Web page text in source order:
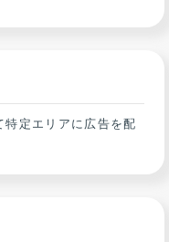
特定エリアに広告を配